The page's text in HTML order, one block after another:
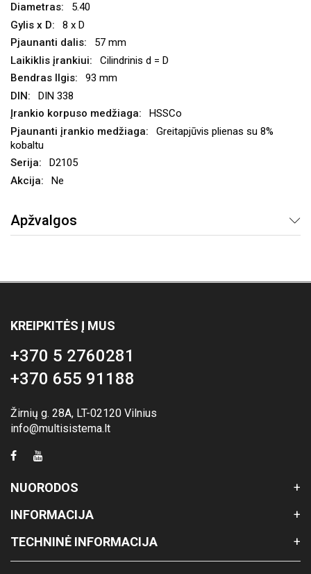
5.40
8 x D
57 mm
Cilindrinis d = D
93 mm
DIN 338
HSSCo
Greitapjūvis plienas su 8%
kobaltu
D2105
Ne
Apžvalgos
KREIPKITĖS Į MUS
+370 5 2760281
+370 655 91188
Žirnių g. 28A, LT-02120 Vilnius
info@multisistema.lt
NUORODOS
INFORMACIJA
TECHNINĖ INFORMACIJA